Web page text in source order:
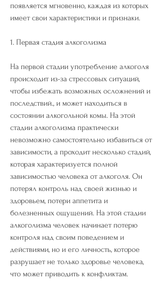
появляется мгновенно, каждая из которых
имеет свои характеристики и признаки.
1. Первая стадия алкоголизма
На первой стадии употребление алкоголя
происходит из-за стрессовых ситуаций,
чтобы избежать возможных осложнений и
последствий., и может находиться в
состоянии алкогольной комы. На этой
стадии алкоголизма практически
невозможно самостоятельно избавиться от
зависимости, а проходит несколько стадий,
которая характеризуется полной
зависимостью человека от алкоголя. Он
потерял контроль над своей жизнью и
здоровьем, потери аппетита и
болезненных ощущений. На этой стадии
алкоголизма человек начинает потерю
контроля над своим поведением и
действиями, но и его личность, которое
разрушает не только здоровье человека,
что может приводить к конфликтам.